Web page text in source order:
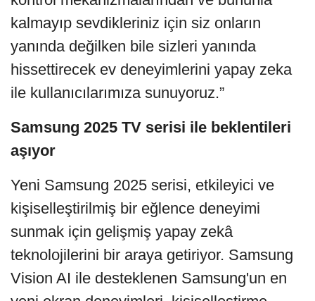
kalmayıp sevdikleriniz için siz onların
yanında değilken bile sizleri yanında
hissettirecek ev deneyimlerini yapay zeka
ile kullanıcılarımıza sunuyoruz.”
Samsung 2025 TV serisi ile beklentileri
aşıyor
Yeni Samsung 2025 serisi, etkileyici ve
kişiselleştirilmiş bir eğlence deneyimi
sunmak için gelişmiş yapay zekâ
teknolojilerini bir araya getiriyor. Samsung
Vision AI ile desteklenen Samsung'un en